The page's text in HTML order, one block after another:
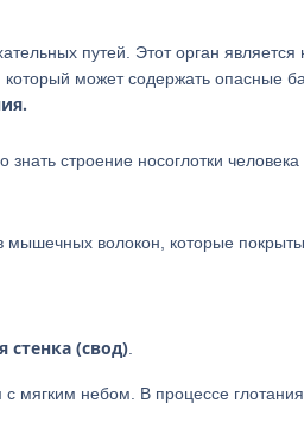
путей. Этот орган
который может содержать опасные
знать строение носоглотки
мышечных волокон, которые
стенка (свод)
с мягким небом. В процессе